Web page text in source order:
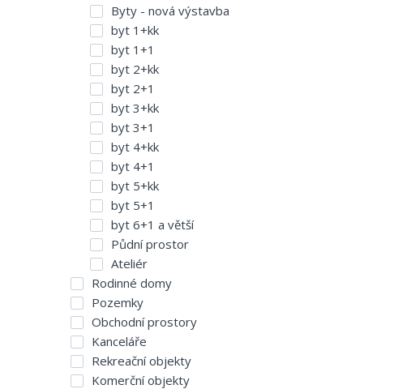
Byty - nová výstavba
byt 1+kk
byt 1+1
byt 2+kk
byt 2+1
byt 3+kk
byt 3+1
byt 4+kk
byt 4+1
byt 5+kk
byt 5+1
byt 6+1 a větší
Půdní prostor
Ateliér
Rodinné domy
Pozemky
Obchodní prostory
Kanceláře
Rekreační objekty
Komerční objekty